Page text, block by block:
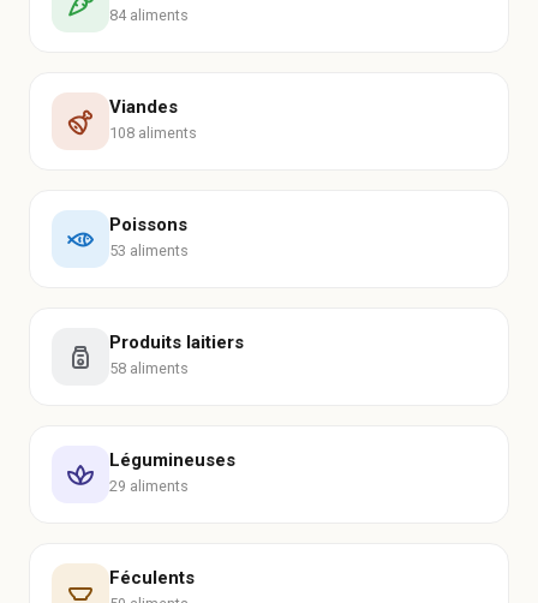
84 aliments
Viandes
108 aliments
Poissons
53 aliments
Produits laitiers
58 aliments
Légumineuses
29 aliments
Féculents